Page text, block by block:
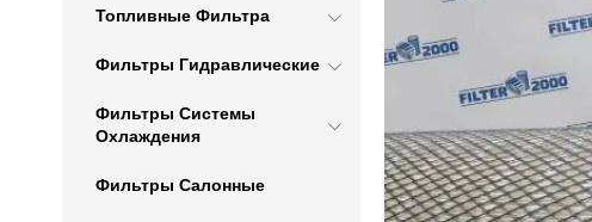
Топливные Фильтра
Фильтры Гидравлические
Фильтры Системы
Охлаждения
Фильтры Салонные